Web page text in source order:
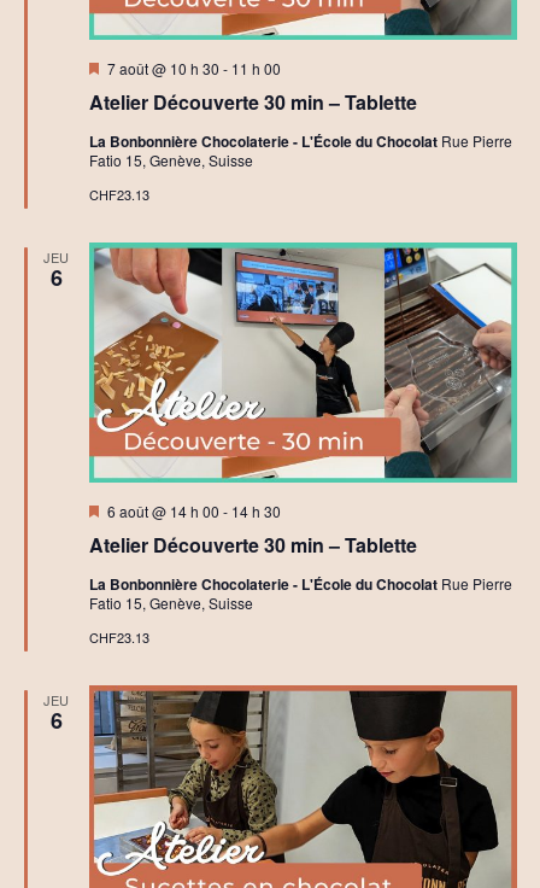
Atelier Découverte 30 min – Tablette
Mis
avant
7 août @ 10 h 30 - 11 h 00
La Bonbonnière Chocolaterie - L'École du Chocolat Rue Pierre
Fatio 15, Genève, Suisse
CHF23.13
JEU
6
Atelier Découverte 30 min – Tablette
Mis
avant
6 août @ 14 h 00 - 14 h 30
La Bonbonnière Chocolaterie - L'École du Chocolat Rue Pierre
Fatio 15, Genève, Suisse
CHF23.13
JEU
6